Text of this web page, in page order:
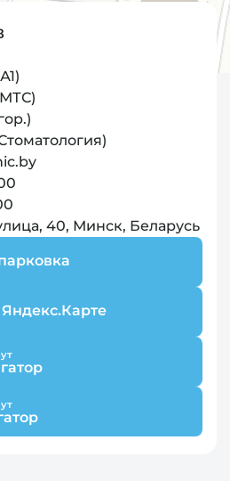
40, Минск, Беларусь